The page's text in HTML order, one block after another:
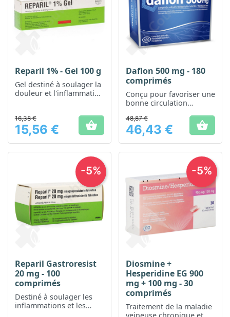
Reparil 1% - Gel 100 g
Gel destiné à soulager la
douleur et l'inflammation
Prix
16,38 €
15,56 € 
Daflon 500 mg - 180
comprimés
Conçu pour favoriser une
bonne circulation
jambes lourdes
Prix
48,87 €
46,43 € 
Reparil Gastroresist
20 mg - 100
comprimés
Destiné à soulager les
inflammations et les
-5%
Diosmine +
Hesperidine EG 900
mg + 100 mg - 30
comprimés
Traitement de la maladie
-5%